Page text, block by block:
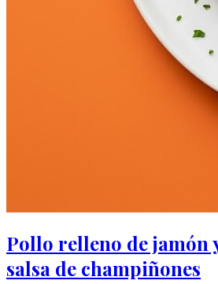
Pollo relleno de jamón
salsa de champiñones